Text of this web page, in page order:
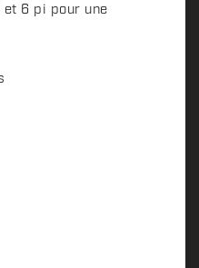
6 pi pour une